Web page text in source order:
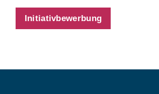
Initiativbewerbung